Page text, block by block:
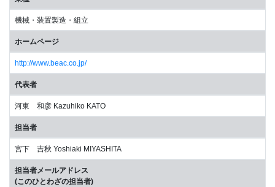
機械・装置製造・組立
ホームページ
http://www.beac.co.jp/
代表者
河東 和彦 Kazuhiko KATO
担当者
宮下 吉秋 Yoshiaki MIYASHITA
担当者メールアドレス
(このひとわざの担当者)